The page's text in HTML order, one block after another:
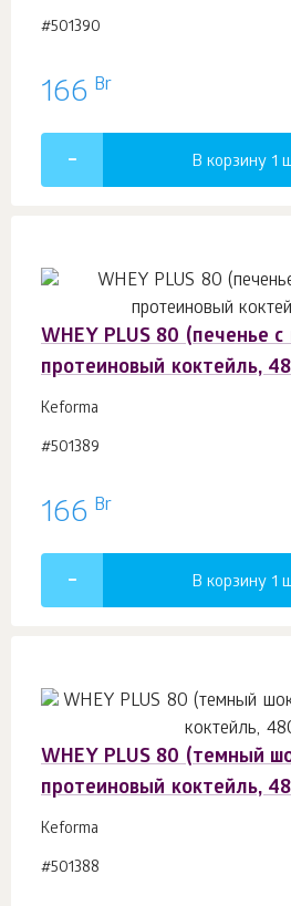
#501390
166 Br
В корзину 1
WHEY PLUS 80 (печенье
протеиновый коктейль,
Keforma
#501389
166 Br
В корзину 1
WHEY PLUS 80 (темный
протеиновый коктейль,
Keforma
#501388